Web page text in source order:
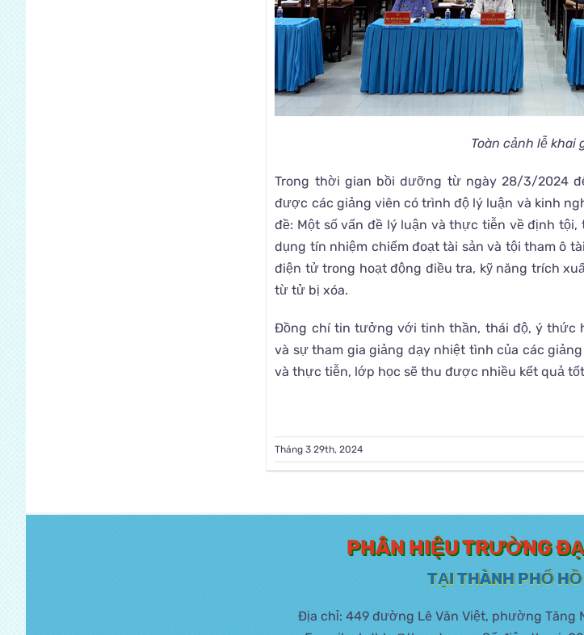
Toàn cảnh lễ khai
Trong thời gian bồi dưỡng từ ngày 28/3/2024
được các giảng viên có trình độ lý luận và kinh
đề: Một số vấn đề lý luận và thực tiễn về định
dụng tín nhiệm chiếm đoạt tài sản và tội tham ô
điện tử trong hoạt động điều tra, kỹ năng trích
từ tử bị xóa.
Đồng chí tin tưởng với tinh thần, thái độ, ý thức
và sự tham gia giảng dạy nhiệt tình của các
và thực tiễn, lớp học sẽ thu được nhiều kết quả
Tháng 3 29th, 2024
PHÂN HIỆU TRƯỜNG
TẠI THÀNH PHỐ
Địa chỉ: 449 đường Lê Văn Việt, phường Tăng